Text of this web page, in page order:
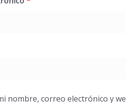
nombre, correo electrónico y